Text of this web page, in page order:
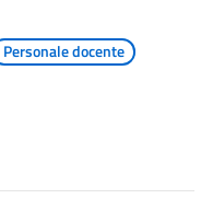
Personale docente